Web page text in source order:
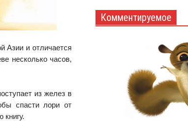
Азии и отличается
несколько часов,
из желез в
спасти лори от
Комментируемое